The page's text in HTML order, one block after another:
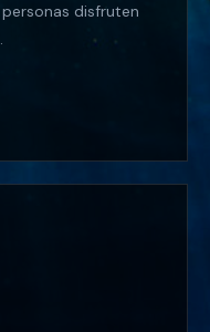
disfruten